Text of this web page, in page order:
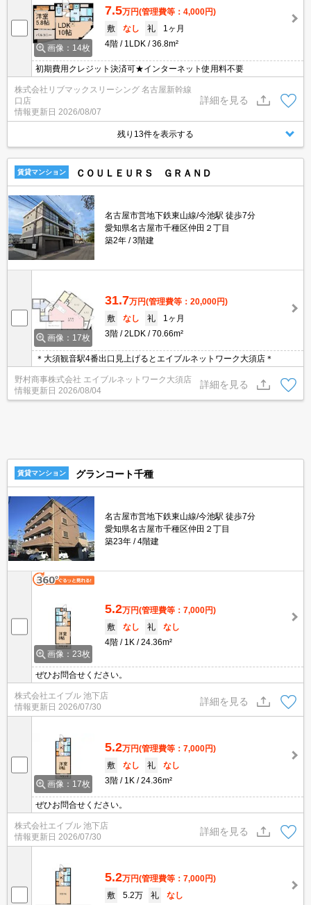
画像：14枚
7.5万円(管理費等：4,000円)
敷
なし 礼
1ヶ月
4階
1LDK 36.8m²
初期費用クレジット決済可★インターネット使用料不要
株式会社リブマックスリーシング 名古屋新幹線
口店
情報更新日 2026/08/07
詳細を見る
残り13件を表示する
賃貸マンション ＣＯＵＬＥＵＲＳ ＧＲＡＮＤ
名古屋市営地下鉄東山線/今池駅 徒歩7分
愛知県名古屋市千種区仲田２丁目
築2年
3階建
画像：17枚
31.7万円(管理費等：20,000円)
敷
なし 礼
1ヶ月
3階
2LDK 70.66m²
＊大須観音駅4番出口見上げるとエイブルネットワーク大須店＊
野村商事株式会社 エイブルネットワーク大須店
情報更新日 2026/08/04
詳細を見る
賃貸マンション グランコート千種
名古屋市営地下鉄東山線/今池駅 徒歩7分
愛知県名古屋市千種区仲田２丁目
築23年
4階建
画像：23枚
5.2万円(管理費等：7,000円)
敷
なし 礼
なし
4階
1K 24.36m²
ぜひお問合せください。
株式会社エイブル 池下店
情報更新日 2026/07/30
詳細を見る
画像：17枚
5.2万円(管理費等：7,000円)
敷
なし 礼
なし
3階
1K 24.36m²
ぜひお問合せください。
株式会社エイブル 池下店
情報更新日 2026/07/30
詳細を見る
5.2万円(管理費等：7,000円)
敷
5.2万 礼
なし